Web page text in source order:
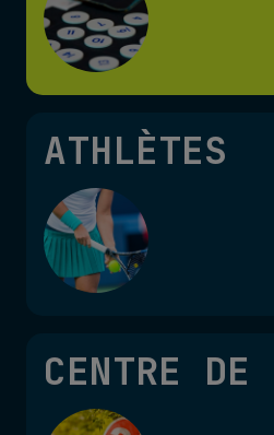
ATHLÈTES
CENTRE DE